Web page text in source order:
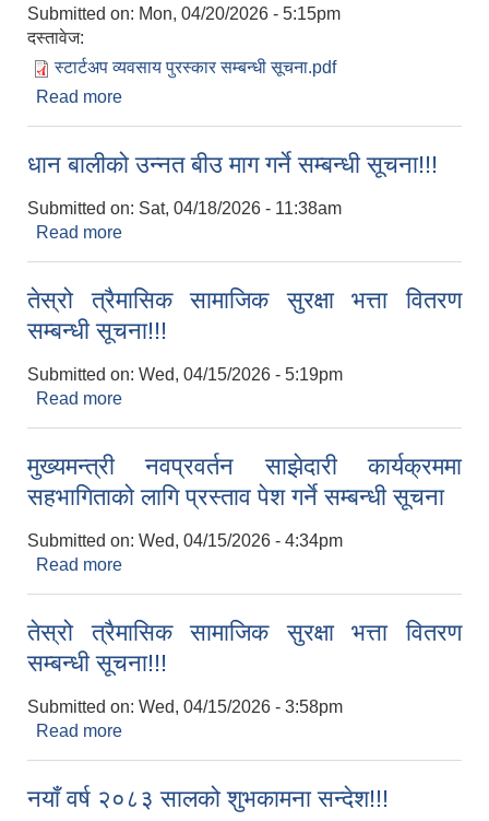
Submitted on: Mon, 04/20/2026 - 5:15pm
दस्तावेज:
स्टार्टअप व्यवसाय पुरस्कार सम्बन्धी सूचना.pdf
Read more
धान बालीको उन्‍नत बीउ माग गर्ने सम्बन्धी सूचना!!!
Submitted on: Sat, 04/18/2026 - 11:38am
Read more
तेस्रो त्रैमासिक सामाजिक सुरक्षा भत्ता वितरण
सम्बन्धी सूचना!!!
Submitted on: Wed, 04/15/2026 - 5:19pm
Read more
मुख्यमन्त्री नवप्रवर्तन साझेदारी कार्यक्रममा
सहभागिताको लागि प्रस्ताव पेश गर्ने सम्बन्धी सूचना
Submitted on: Wed, 04/15/2026 - 4:34pm
Read more
तेस्रो त्रैमासिक सामाजिक सुरक्षा भत्ता वितरण
सम्बन्धी सूचना!!!
Submitted on: Wed, 04/15/2026 - 3:58pm
Read more
नयाँ वर्ष २०८३ सालको शुभकामना सन्देश!!!